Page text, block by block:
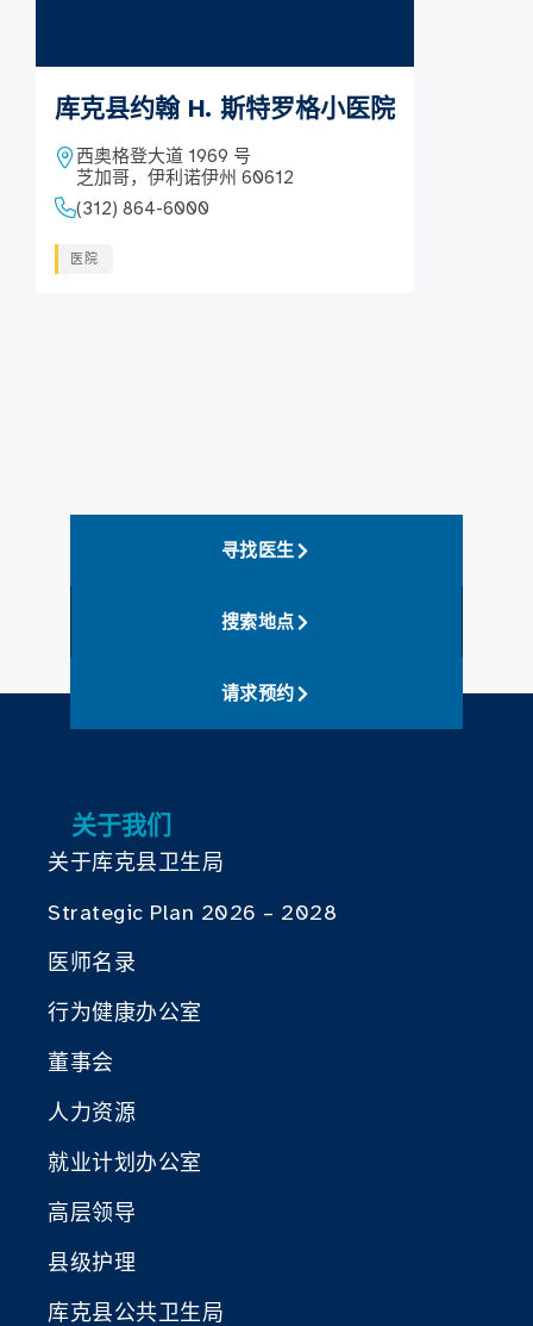
库克县约翰 H. 斯特罗格小医院
西奥格登大道 1969 号
芝加哥，伊利诺伊州 60612
(312) 864-6000
医院
寻找医生
搜索地点
请求预约
关于我们
关于库克县卫生局
Strategic Plan 2026 – 2028
医师名录
行为健康办公室
董事会
人力资源
就业计划办公室
高层领导
县级护理
库克县公共卫生局